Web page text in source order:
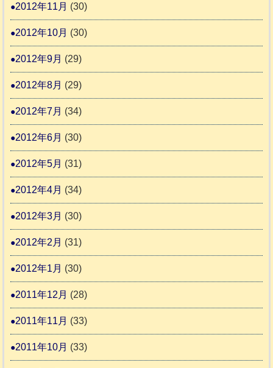
2012年11月 (30)
2012年10月 (30)
2012年9月 (29)
2012年8月 (29)
2012年7月 (34)
2012年6月 (30)
2012年5月 (31)
2012年4月 (34)
2012年3月 (30)
2012年2月 (31)
2012年1月 (30)
2011年12月 (28)
2011年11月 (33)
2011年10月 (33)